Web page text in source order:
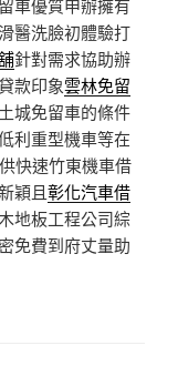
車優質申辦擁有
醫洗臉初體驗打
針對需求協助辦
款印象雲林免留
城免留車的條件
利重型機車等在
快速竹東機車借
穎且彰化汽車借
地板工程公司綜
免費到府丈量助